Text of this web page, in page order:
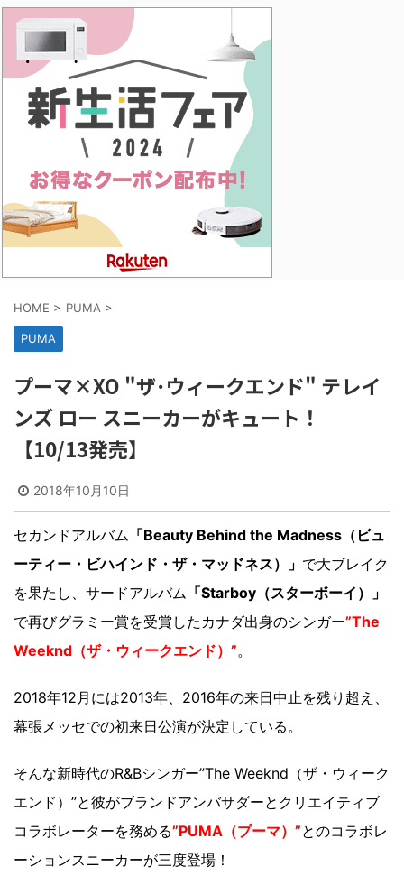
HOME > PUMA >
PUMA
プーマ×XO "ザ･ウィークエンド" テレイ
ンズ ロー スニーカーがキュート！
【10/13発売】
2018年10月10日
セカンドアルバム 「Beauty Behind the Madness（ビュ
ーティー・ビハインド・ザ・マッドネス）」 で大ブレイク
を果たし、サードアルバム 「Starboy（スターボーイ）」
で再びグラミー賞を受賞したカナダ出身のシンガー”The
Weeknd（ザ・ウィークエンド）”。
2018年12月には2013年、2016年の来日中止を残り超え、
幕張メッセでの初来日公演が決定している。
そんな新時代のR&Bシンガー”The Weeknd（ザ・ウィーク
エンド）”と彼がブランドアンバサダーとクリエイティブ
コラボレーターを務める”PUMA（プーマ）”とのコラボレ
ーションスニーカーが三度登場！